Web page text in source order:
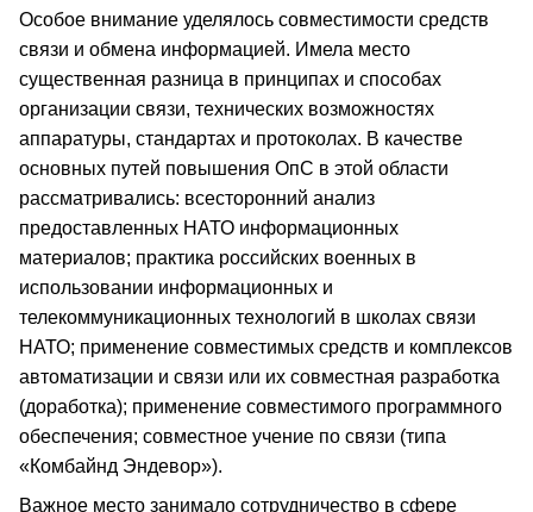
Особое внимание уделялось совместимости средств
связи и обмена информацией. Имела место
существенная разница в принципах и способах
организации связи, технических возможностях
аппаратуры, стандартах и протоколах. В качестве
основных путей повышения ОпС в этой области
рассматривались: всесторонний анализ
предоставленных НАТО информационных
материалов; практика российских военных в
использовании информационных и
телекоммуникационных технологий в школах связи
НАТО; применение совместимых средств и комплексов
автоматизации и связи или их совместная разработка
(доработка); применение совместимого программного
обеспечения; совместное учение по связи (типа
«Комбайнд Эндевор»).
Важное место занимало сотрудничество в сфере